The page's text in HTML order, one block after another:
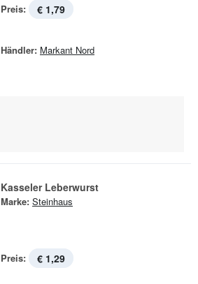
Preis: € 1,79
Händler: Markant Nord
Kasseler Leberwurst
Marke: Steinhaus
Preis: € 1,29